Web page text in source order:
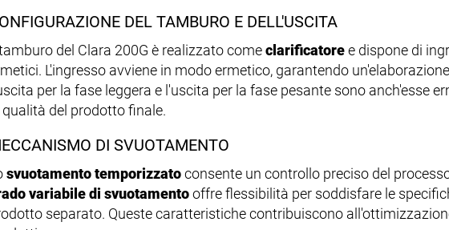
DEL TAMBURO E DELL'USCITA
del Clara 200G è realizzato comeclarificatoree dispone di
L'ingresso avviene in modo ermetico, garantendo
per la fase leggera e l'uscita per la fase pesante sono anch'esse
qualità del prodotto finale.
DI SVUOTAMENTO
svuotamento temporizzatoconsente un controllo preciso del
variabile di svuotamentooffre flessibilità per soddisfare le
separato. Queste caratteristiche contribuiscono